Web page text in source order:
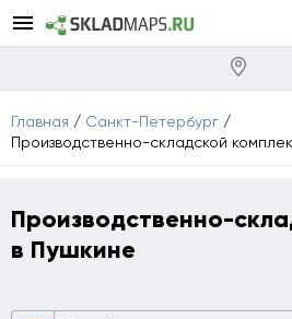
Главная / Санкт-Петербург /
Производственно-складской
Производственно-
в Пушкине